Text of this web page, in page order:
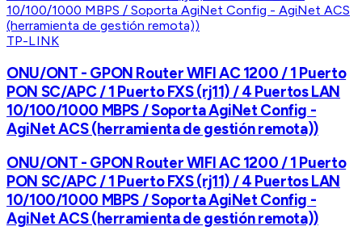
TP-LINK
ONU/ONT - GPON Router WIFI AC 1200 / 1 Puerto
PON SC/APC / 1 Puerto FXS (rj11) / 4 Puertos LAN
10/100/1000 MBPS / Soporta AgiNet Config -
AgiNet ACS (herramienta de gestión remota))
ONU/ONT - GPON Router WIFI AC 1200 / 1 Puerto
PON SC/APC / 1 Puerto FXS (rj11) / 4 Puertos LAN
10/100/1000 MBPS / Soporta AgiNet Config -
AgiNet ACS (herramienta de gestión remota))